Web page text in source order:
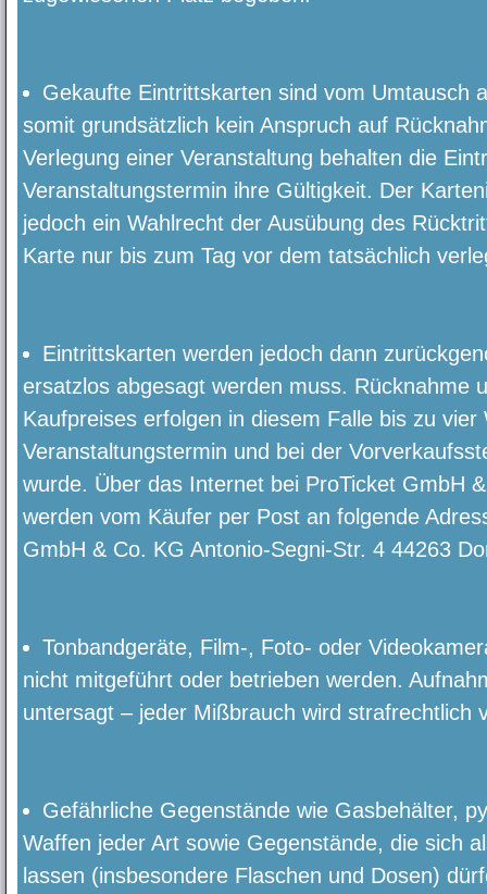
Gekaufte Eintrittskarten sind vom Umtausch
somit grundsätzlich kein Anspruch auf
Verlegung einer Veranstaltung behalten die
Veranstaltungstermin ihre Gültigkeit. Der
jedoch ein Wahlrecht der Ausübung des
Karte nur bis zum Tag vor dem tatsächlich
Eintrittskarten werden jedoch dann
ersatzlos abgesagt werden muss. Rücknahme
Kaufpreises erfolgen in diesem Falle bis zu vier
Veranstaltungstermin und bei der
wurde. Über das Internet bei ProTicket GmbH
werden vom Käufer per Post an folgende
GmbH & Co. KG Antonio-Segni-Str. 4 44263
Tonbandgeräte, Film-, Foto- oder
nicht mitgeführt oder betrieben werden.
untersagt – jeder Mißbrauch wird strafrechtlich
Gefährliche Gegenstände wie Gasbehälter,
Waffen jeder Art sowie Gegenstände, die sich
lassen (insbesondere Flaschen und Dosen)